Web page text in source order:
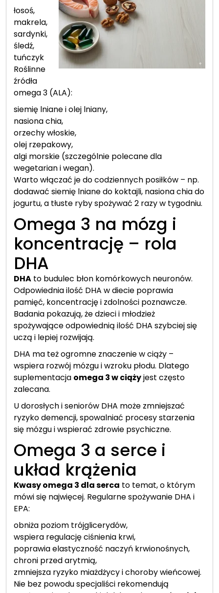
łosoś,
makrela,
sardynki,
śledź,
tuńczyk
Roślinne
źródła
omega 3 (ALA):
siemię lniane i olej lniany,
nasiona chia,
orzechy włoskie,
olej rzepakowy,
algi morskie (szczególnie polecane dla
wegetarian i wegan).
Warto włączać je do codziennych posiłków – np.
dodawać siemię lniane do koktajli, nasiona chia do
jogurtu, a tłuste ryby spożywać 2 razy w tygodniu.
Omega 3 na mózg i
koncentrację – rola
DHA
DHA to budulec błon komórkowych neuronów.
Odpowiednia ilość DHA w diecie poprawia
pamięć, koncentrację i zdolności poznawcze.
Badania pokazują, że dzieci i młodzież
spożywające odpowiednią ilość DHA szybciej się
uczą i lepiej rozwijają.
DHA ma też ogromne znaczenie w ciąży –
wspiera rozwój mózgu i wzroku płodu. Dlatego
suplementacja omega 3 w ciążyjest często
zalecana.
U dorosłych i seniorów DHA może zmniejszać
ryzyko demencji, spowalniać procesy starzenia
się mózgu i wspierać zdrowie psychiczne.
Omega 3 a serce i
układ krążenia
Kwasy omega 3 dla serca to temat, o którym
mówi się najwięcej. Regularne spożywanie DHA i
EPA:
obniża poziom trójglicerydów,
wspiera regulację ciśnienia krwi,
poprawia elastyczność naczyń krwionośnych,
chroni przed arytmią,
zmniejsza ryzyko miażdżycy i choroby wieńcowej.
Nie bez powodu specjaliści rekomendują